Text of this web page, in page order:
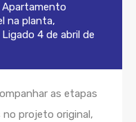
Apartamento
na planta,
Ligado 4 de abril de
as etapas
projeto original,